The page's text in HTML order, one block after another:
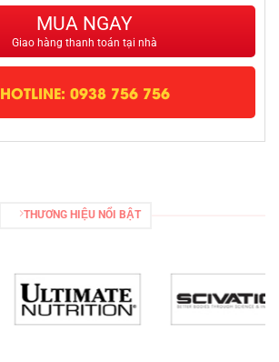
MUA NGAY
Giao hàng thanh toán tại nhà
HOTLINE: 0938 756 756
THƯƠNG HIỆU NỔI BẬT